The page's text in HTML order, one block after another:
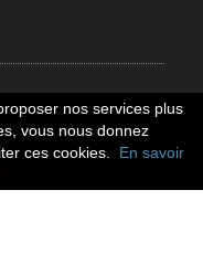
nos services plus
vous nous donnez
ces cookies.
En savoir